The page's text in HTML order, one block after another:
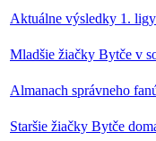
Aktuálne výsledky 1.
Mladšie žiačky Bytče v
Almanach správneho
Staršie žiačky Bytče